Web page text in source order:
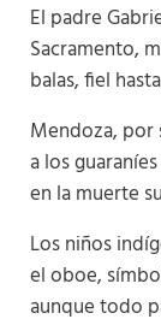
El padre
Sacramento,
balas, fiel
Mendoza, por
a los
en la muerte su
Los niños
el oboe,
aunque todo